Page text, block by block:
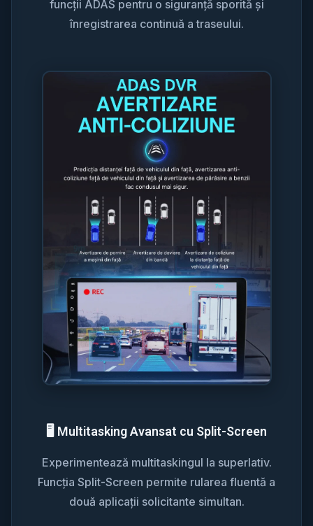
funcții ADAS pentru o siguranță sporită și
înregistrarea continuă a traseului.
🖥️ Multitasking Avansat cu Split-Screen
Experimentează multitaskingul la superlativ.
Funcția Split-Screen permite rularea fluentă a
două aplicații solicitante simultan.